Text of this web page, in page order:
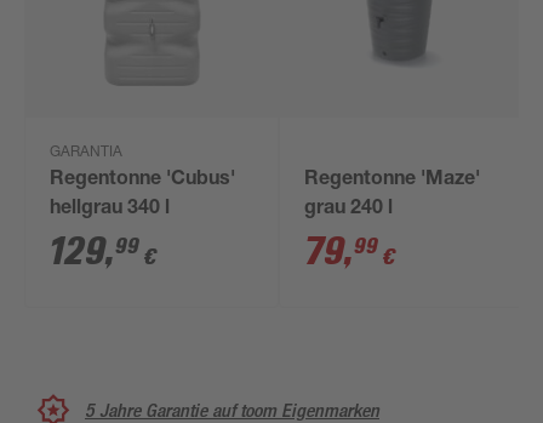
GARANTIA
Regentonne 'Cubus'
hellgrau 340 l
129,99 €
Regentonne 'Maze'
grau 240 l
79,99 €
5 Jahre Garantie auf toom Eigenmarken